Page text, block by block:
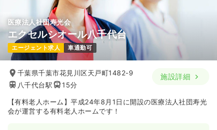
医療法人社団寿光会
エクセルシオール八千代台
エージェント求人 車通勤可
千葉県千葉市花見川区天戸町1482-9
八千代台駅
15分
施設詳細
【有料老人ホーム】平成24年8月1日に開設の医療法人社団寿光
会が運営する有料老人ホームです！